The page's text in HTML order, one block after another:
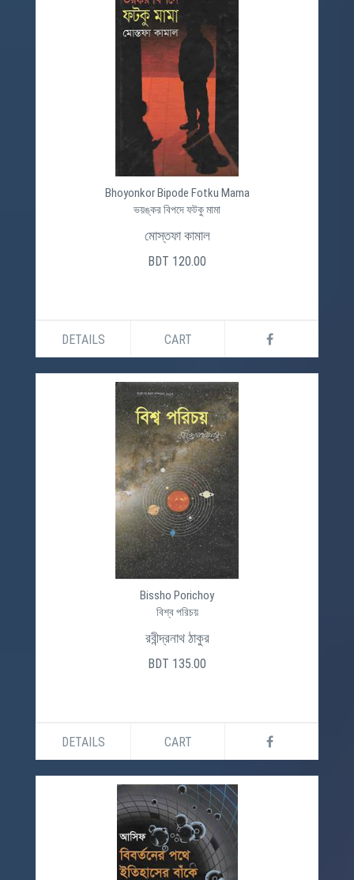
Bhoyonkor Bipode Fotku Mama
ভয়ঙ্কর বিপদে ফটকু মামা
মোস্তফা কামাল
BDT 120.00
DETAILS CART
Bissho Porichoy
বিশ্ব পরিচয়
রবীন্দ্রনাথ ঠাকুর
BDT 135.00
DETAILS CART